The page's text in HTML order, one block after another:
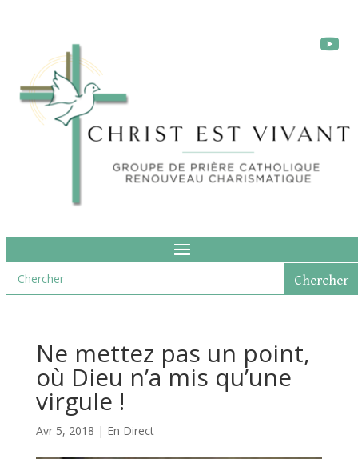
Ne mettez pas un point,
où Dieu n’a mis qu’une
virgule !
Avr 5, 2018 | En Direct